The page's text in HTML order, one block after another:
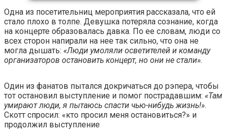
Одна из посетительниц мероприятия рассказала, что ей
стало плохо в толпе. Девушка потеряла сознание, когда
на концерте образовалась давка. По ее словам, люди со
всех сторон напирали на нее так сильно, что она не
могла дышать: «Люди умоляли осветителей и команду
организаторов остановить концерт, но они не стали».
Один из фанатов пытался докричаться до рэпера, чтобы
тот остановил выступление и помог пострадавшим: «Там
умирают люди, я пытаюсь спасти чью-нибудь жизнь!».
Скотт спросил: «кто просил меня остановиться?» и
продолжил выступление